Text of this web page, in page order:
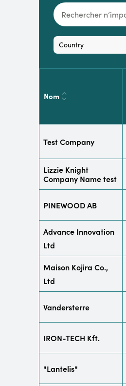
Country
Nom
Test Company
Lizzie Knight
Company Name test
PINEWOOD AB
Advance Innovation
Ltd
Maison Kojira Co.,
Ltd
Vandersterre
IRON-TECH Kft.
"Lantelis"